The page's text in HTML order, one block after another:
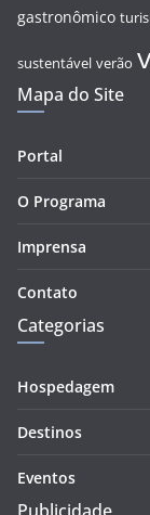
gastronômico
sustentável verão
Mapa do Site
Portal
O Programa
Imprensa
Contato
Categorias
Hospedagem
Destinos
Eventos